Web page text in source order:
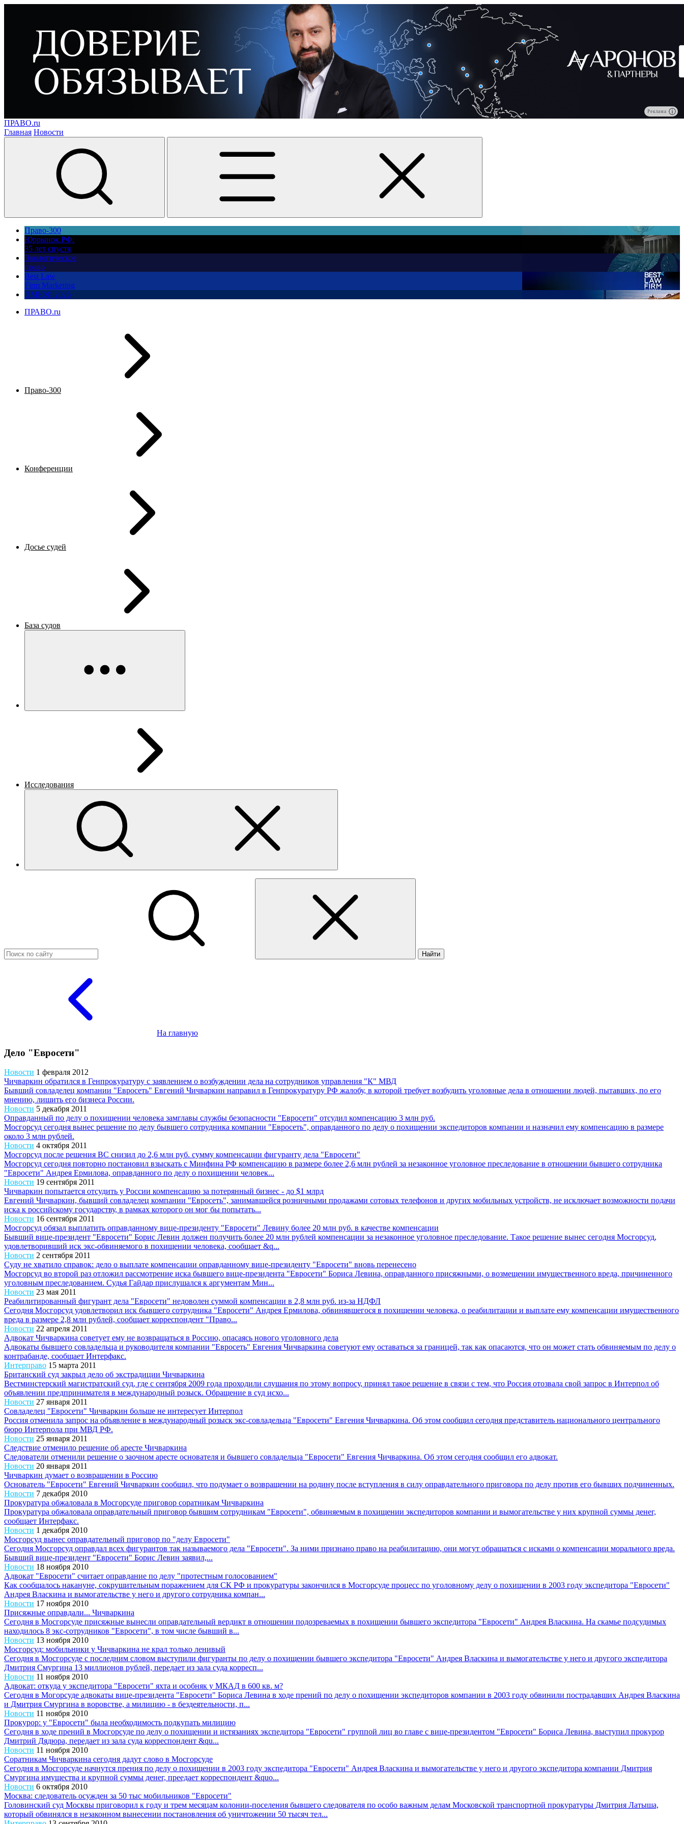
Реклама
ПРАВО.ru
Главная Новости
Право-300
Юррынок РФ:
35 лет спустя
Экологическое
право
Best Law
Firm Marketing
ПМЮФ 2026
ПРАВО.ru
Право-300
Конференции
Досье судей
База судов
Исследования
Найти
На главную
Дело "Евросети"
Новости 1 февраля 2012
Чичваркин обратился в Генпрокуратуру с заявлением о возбуждении дела на сотрудников управления "К" МВД
Бывший совладелец компании "Евросеть" Евгений Чичваркин направил в Генпрокуратуру РФ жалобу, в которой требует возбудить уголовные дела в отношении людей, пытавших, по его
мнению, лишить его бизнеса России.
Новости 5 декабря 2011
Оправданный по делу о похищении человека замглавы службы безопасности "Евросети" отсудил компенсацию 3 млн руб.
Мосгорсуд сегодня вынес решение по делу бывшего сотрудника компании "Евросеть", оправданного по делу о похищении экспедиторов компании и назначил ему компенсацию в размере
около 3 млн рублей.
Новости 4 октября 2011
Мосгорсуд после решения ВС снизил до 2,6 млн руб. сумму компенсации фигуранту дела "Евросети"
Мосгорсуд сегодня повторно постановил взыскать с Минфина РФ компенсацию в размере более 2,6 млн рублей за незаконное уголовное преследование в отношении бывшего сотрудника
"Евросети" Андрея Ермилова, оправданного по делу о похищении человек...
Новости 19 сентября 2011
Чичваркин попытается отсудить у России компенсацию за потерянный бизнес - до $1 млрд
Евгений Чичваркин, бывший совладелец компании "Евросеть", занимавшейся розничными продажами сотовых телефонов и других мобильных устройств, не исключает возможности подачи
иска к российскому государству, в рамках которого он мог бы попытать...
Новости 16 сентября 2011
Мосгорсуд обязал выплатить оправданному вице-президенту "Евросети" Левину более 20 млн руб. в качестве компенсации
Бывший вице-президент "Евросети" Борис Левин должен получить более 20 млн рублей компенсации за незаконное уголовное преследование. Такое решение вынес сегодня Мосгорсуд,
удовлетворивший иск экс-обвиняемого в похищении человека, сообщает &q...
Новости 2 сентября 2011
Суду не хватило справок: дело о выплате компенсации оправданному вице-президенту "Евросети" вновь перенесено
Мосгорсуд во второй раз отложил рассмотрение иска бывшего вице-президента "Евросети" Бориса Левина, оправданного присяжными, о возмещении имущественного вреда, причиненного
уголовным преследованием. Судья Гайдар прислушался к аргументам Мин...
Новости 23 мая 2011
Реабилитированный фигурант дела "Евросети" недоволен суммой компенсации в 2,8 млн руб. из-за НДФЛ
Сегодня Мосгорсуд удовлетворил иск бывшего сотрудника "Евросети" Андрея Ермилова, обвинявшегося в похищении человека, о реабилитации и выплате ему компенсации имущественного
вреда в размере 2,8 млн рублей, сообщает корреспондент "Право...
Новости 22 апреля 2011
Адвокат Чичваркина советует ему не возвращаться в Россию, опасаясь нового уголовного дела
Адвокаты бывшего совладельца и руководителя компании "Евросеть" Евгения Чичваркина советуют ему оставаться за границей, так как опасаются, что он может стать обвиняемым по делу о
контрабанде, сообщает Интерфакс.
Интерправо 15 марта 2011
Британский суд закрыл дело об экстрадиции Чичваркина
Вестминстерский магистратский суд, где с сентября 2009 года проходили слушания по этому вопросу, принял такое решение в связи с тем, что Россия отозвала свой запрос в Интерпол об
объявлении предпринимателя в международный розыск. Обращение в суд исхо...
Новости 27 января 2011
Совладелец "Евросети" Чичваркин больше не интересует Интерпол
Россия отменила запрос на объявление в международный розыск экс-совладельца "Евросети" Евгения Чичваркина. Об этом сообщил сегодня представитель национального центрального
бюро Интерпола при МВД РФ.
Новости 25 января 2011
Следствие отменило решение об аресте Чичваркина
Следователи отменили решение о заочном аресте основателя и бывшего совладельца "Евросети" Евгения Чичваркина. Об этом сегодня сообщил его адвокат.
Новости 20 января 2011
Чичваркин думает о возвращении в Россию
Основатель "Евросети" Евгений Чичваркин сообщил, что подумает о возвращении на родину после вступления в силу оправдательного приговора по делу против его бывших подчиненных.
Новости 7 декабря 2010
Прокуратура обжаловала в Мосгорсуде приговор соратникам Чичваркина
Прокуратура обжаловала оправдательный приговор бывшим сотрудникам "Евросети", обвиняемым в похищении экспедиторов компании и вымогательстве у них крупной суммы денег,
сообщает Интерфакс.
Новости 1 декабря 2010
Мосгорсуд вынес оправдательный приговор по "делу Евросети"
Сегодня Мосгорсуд оправдал всех фигурантов так называемого дела "Евросети". За ними признано право на реабилитацию, они могут обращаться с исками о компенсации морального вреда.
Бывший вице-президент "Евросети" Борис Левин заявил,...
Новости 18 ноября 2010
Адвокат "Евросети" считает оправдание по делу "протестным голосованием"
Как сообщалось накануне, сокрушительным поражением для СК РФ и прокуратуры закончился в Мосгорсуде процесс по уголовному делу о похищении в 2003 году экспедитора "Евросети"
Андрея Власкина и вымогательстве у него и другого сотрудника компан...
Новости 17 ноября 2010
Присяжные оправдали... Чичваркина
Сегодня в Мосгорсуде присяжные вынесли оправдательный вердикт в отношении подозреваемых в похищении бывшего экспедитора "Евросети" Андрея Власкина. На скамье подсудимых
находилось 8 экс-сотрудников "Евросети", в том числе бывший в...
Новости 13 ноября 2010
Мосгорсуд: мобильники у Чичваркина не крал только ленивый
Сегодня в Мосгорсуде с последним словом выступили фигуранты по делу о похищении бывшего экспедитора "Евросети" Андрея Власкина и вымогательстве у него и другого экспедитора
Дмитрия Смургина 13 миллионов рублей, передает из зала суда корресп...
Новости 11 ноября 2010
Адвокат: откуда у экспедитора "Евросети" яхта и особняк у МКАД в 600 кв. м?
Сегодня в Могорсуде адвокаты вице-президента "Евросети" Бориса Левина в ходе прений по делу о похищении экспедиторов компании в 2003 году обвинили пострадавших Андрея Власкина
и Дмитрия Смургина в воровстве, а милицию - в бездеятельности, п...
Новости 11 ноября 2010
Прокурор: у "Евросети" была необходимость подкупать милицию
Сегодня в ходе прений в Мосгорсуде по делу о похищении и истязаниях экспедитора "Евросети" группой лиц во главе с вице-президентом "Евросети" Бориса Левина, выступил прокурор
Дмитрий Дядюра, передает из зала суда корреспондент &qu...
Новости 11 ноября 2010
Соратникам Чичваркина сегодня дадут слово в Мосгорсуде
Сегодня в Мосгорсуде начнутся прения по делу о похищении в 2003 году экспедитора "Евросети" Андрея Власкина и вымогательстве у него и другого экспедитора компании Дмитрия
Смургина имущества и крупной суммы денег, преедает корреспондент &quo...
Новости 6 октября 2010
Москва: следователь осужден за 50 тыс мобильников "Евросети"
Головинский суд Москвы приговорил к году и трем месяцам колонии-поселения бывшего следователя по особо важным делам Московской транспортной прокуратуры Дмитрия Латыша,
который обвинялся в незаконном вынесении постановления об уничтожении 50 тысяч тел...